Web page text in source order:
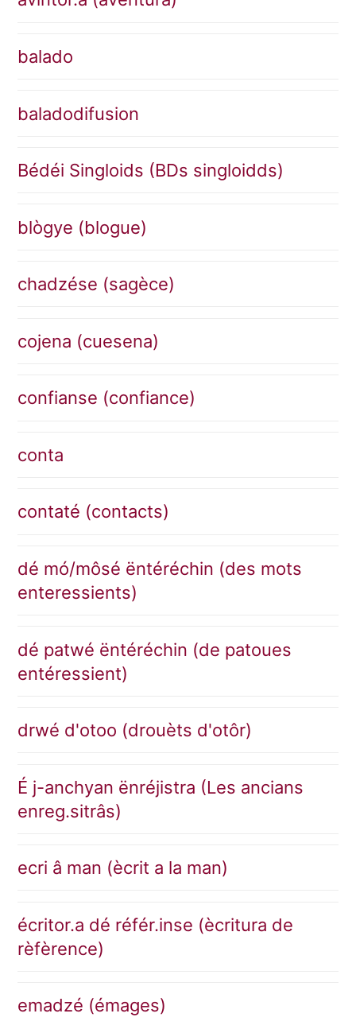
balado
baladodifusion
Bédéi Singloids (BDs singloidds)
blògye (blogue)
chadzése (sagèce)
cojena (cuesena)
confianse (confiance)
conta
contaté (contacts)
dé mó/môsé ëntéréchin (des mots
enteressients)
dé patwé ëntéréchin (de patoues
entéressient)
drwé d'otoo (drouèts d'otôr)
É j-anchyan ënréjistra (Les ancians
enreg.sitrâs)
ecri â man (ècrit a la man)
écritor.a dé référ.inse (ècritura de
rèfèrence)
emadzé (émages)